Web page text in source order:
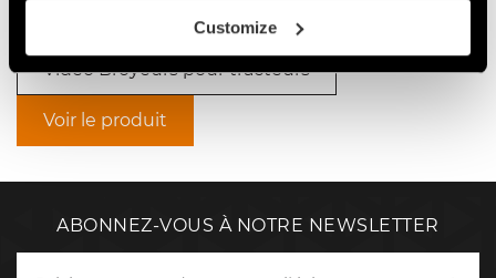
Customize
Video Broyeurs pour tracteurs
Voir le produit
ABONNEZ-VOUS À NOTRE NEWSLETTER